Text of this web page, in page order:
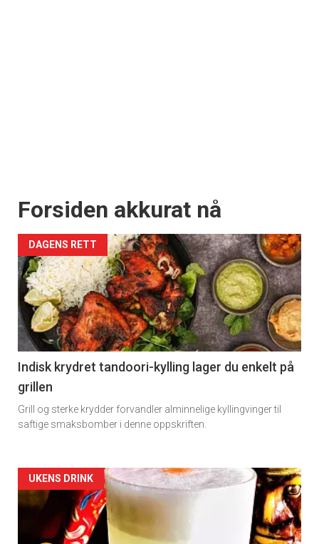
Forsiden akkurat nå
DAGENS RETT
Indisk krydret tandoori-kylling lager du enkelt på
grillen
Grill og sterke krydder forvandler alminnelige kyllingvinger til
saftige smaksbomber i denne oppskriften.
Forsiden
akkurat
UKENS DRINK